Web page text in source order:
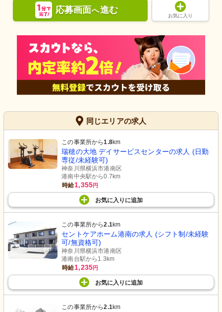
応募画面へ進む
お気に入り
同じエリアの求人
この事業所から1.8km
瑞穂の大地 デイサービスセンターの求人 (日勤
専従/未経験可)
神奈川県横浜市港南区
港南中央駅から0.7km
時給1,355円
お気に入り に追加
この事業所から2.1km
セントケアホーム港南の求人 (シフト制/未経験
可/無資格可)
神奈川県横浜市港南区
港南台駅から1.3km
時給1,235円
お気に入り に追加
この事業所から2.1km